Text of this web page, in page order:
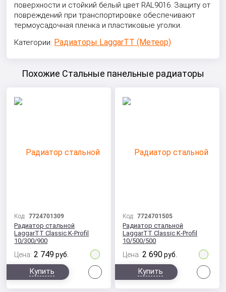
поверхности и стойкий белый цвет RAL9016. Защиту от
повреждений при транспортировке обеспечивают
термоусадочная пленка и пластиковые уголки.
Категории: Радиаторы LaggarTT (Метеор)
Похожие Стальные панельные радиаторы
Код:7724701309
Радиатор стальной
LaggarTT Classic K-Profil
10/300/900
Цена: 2 749 руб.
Купить
Код:7724701505
Радиатор стальной
LaggarTT Classic K-Profil
10/500/500
Цена: 2 690 руб.
Купить